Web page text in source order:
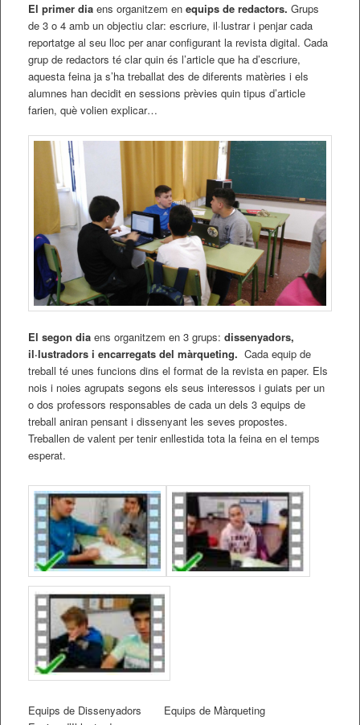
El primer diaens organitzem en equips de redactors. Grups
de 3 o 4 amb un objectiu clar: escriure, il·lustrar i penjar cada
reportatge al seu lloc per anar configurant la revista digital. Cada
grup de redactors té clar quin és l’article que ha d’escriure,
aquesta feina ja s’ha treballat des de diferents matèries i els
alumnes han decidit en sessions prèvies quin tipus d’article
farien, què volien explicar…
El segon diaens organitzem en 3 grups: dissenyadors,
il·lustradors i encarregats del màrqueting. Cada equip de
treball té unes funcions dins el format de la revista en paper. Els
nois i noies agrupats segons els seus interessos i guiats per un
o dos professors responsables de cada un dels 3 equips de
treball aniran pensant i dissenyant les seves propostes.
Treballen de valent per tenir enllestida tota la feina en el temps
esperat.
Equips de Dissenyadors Equips de Màrqueting